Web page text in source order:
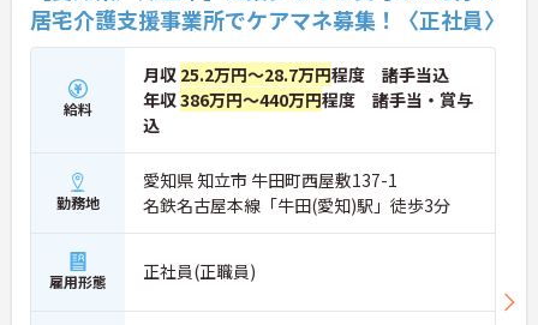
居宅介護支援事業所でケアマネ募集！〈正社員〉
給料
月収 25.2万円～28.7万円程度 諸手当込
年収386万円～440万円程度 諸手当・賞与
込
勤務地
愛知県 知立市 牛田町西屋敷137-1
名鉄名古屋本線「牛田(愛知)駅」徒歩3分
雇用形態 正社員(正職員)